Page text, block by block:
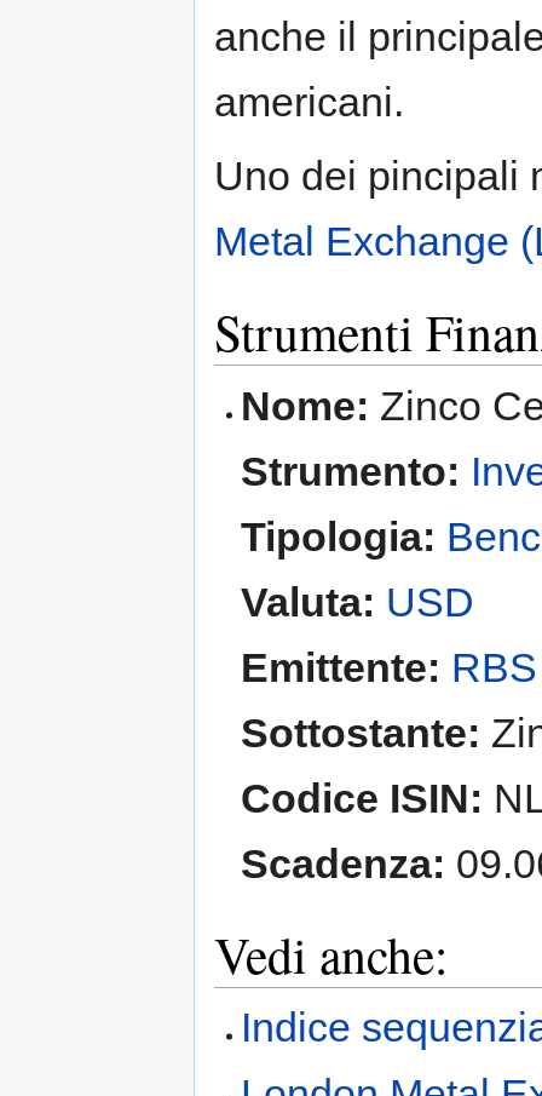
anche il
americani.
Uno dei pincipali
Metal Exchange
Strumenti
Nome: Zinco
Strumento:
Tipologia:
Valuta: USD
Emittente: RBS
Sottostante:
Codice ISIN:
Scadenza:
Vedi anche:
Indice